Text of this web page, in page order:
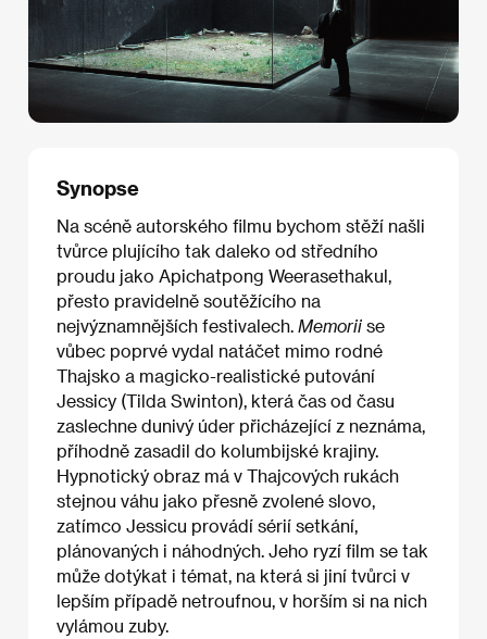
Synopse
Na scéně autorského filmu bychom stěží našli
tvůrce plujícího tak daleko od středního
proudu jako Apichatpong Weerasethakul,
přesto pravidelně soutěžícího na
nejvýznamnějších festivalech. Memorii se
vůbec poprvé vydal natáčet mimo rodné
Thajsko a magicko-realistické putování
Jessicy (Tilda Swinton), která čas od času
zaslechne dunivý úder přicházející z neznáma,
příhodně zasadil do kolumbijské krajiny.
Hypnotický obraz má v Thajcových rukách
stejnou váhu jako přesně zvolené slovo,
zatímco Jessicu provádí sérií setkání,
plánovaných i náhodných. Jeho ryzí film se tak
může dotýkat i témat, na která si jiní tvůrci v
lepším případě netroufnou, v horším si na nich
vylámou zuby.